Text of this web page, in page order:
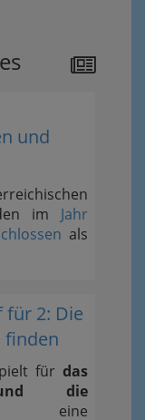
und
im Jahr
als
für 2: Die
finden
für das
und die